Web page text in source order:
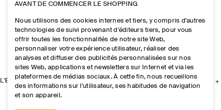
L'ENTREPRISE
AVANT DE COMMENCER LE SHOPPING
Nous utilisons des cookies internes et tiers, y compris d'autres
technologies de suivi provenant d'éditeurs tiers, pour vous
offrir toutes les fonctionnalités de notre site Web,
personnaliser votre expérience utilisateur, réaliser des
analyses et diffuser des publicités personnalisées sur nos
sites Web, applications et newsletters sur Internet et via les
plateformes de médias sociaux. À cette fin, nous recueillons
des informations sur l'utilisateur, ses habitudes de navigation
et son appareil.